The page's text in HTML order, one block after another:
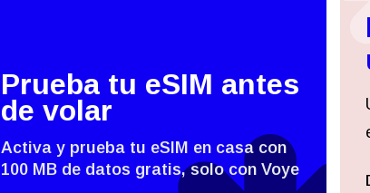
Prueba tu eSIM antes
de volar
Activa y prueba tu eSIM en casa con
100 MB de datos gratis, solo con Voye
Iniciar sesión o